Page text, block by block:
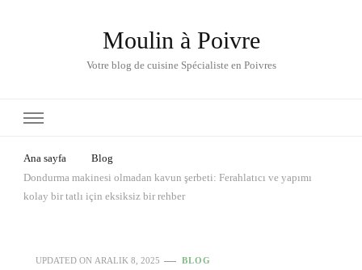
Moulin à Poivre
Votre blog de cuisine Spécialiste en Poivres
Ana sayfa
Blog
Dondurma makinesi olmadan kavun şerbeti: Ferahlatıcı ve yapımı
kolay bir tatlı için eksiksiz bir rehber
UPDATED ON ARALIK 8, 2025 BLOG